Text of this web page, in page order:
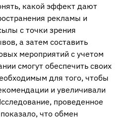
какой эффект дают
рекламы и
с точки зрения
а затем составить
мероприятий с учетом
смогут обеспечить своих
для того, чтобы
и увеличивали
проведенное
что обмен